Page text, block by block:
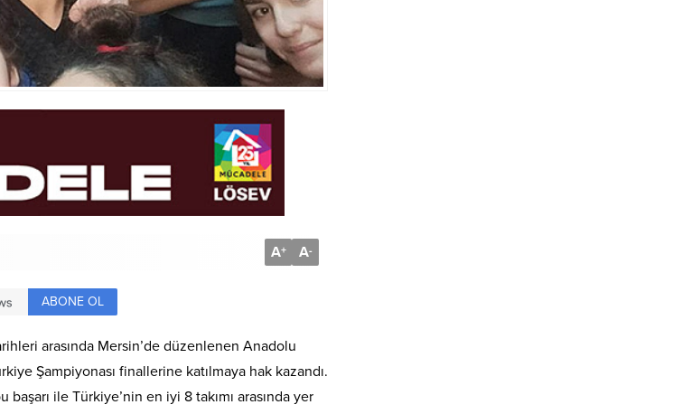
A+ A-
ABONE OL
arasında Mersin’de düzenlenen Anadolu
Şampiyonası finallerine katılmaya hak kazandı.
ile Türkiye’nin en iyi 8 takımı arasında yer